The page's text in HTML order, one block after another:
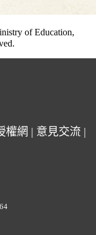
of Education,
權網 | 意見交流 |